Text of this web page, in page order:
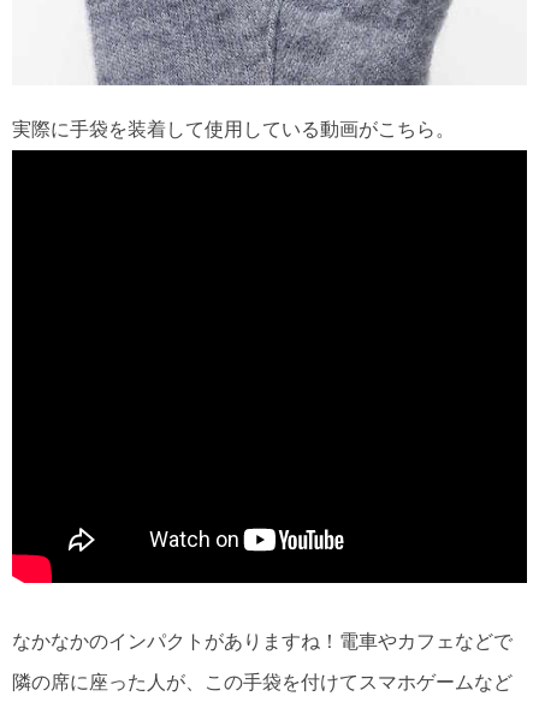
実際に手袋を装着して使用している動画がこちら。
なかなかのインパクトがありますね！電車やカフェなどで
隣の席に座った人が、この手袋を付けてスマホゲームなど